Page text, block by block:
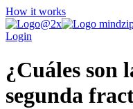
How it works
Login
¿Cuáles son
segunda